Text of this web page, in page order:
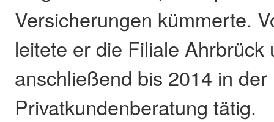
Versicherungen kümmerte.
leitete er die Filiale Ahrbrück
anschließend bis 2014 in der
Privatkundenberatung tätig.